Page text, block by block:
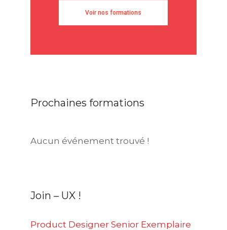
Voir nos formations
Prochaines formations
Aucun événement trouvé !
Join – UX !
Product Designer Senior Exemplaire